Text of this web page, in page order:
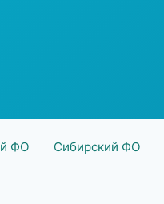
ФО Сибирский ФО